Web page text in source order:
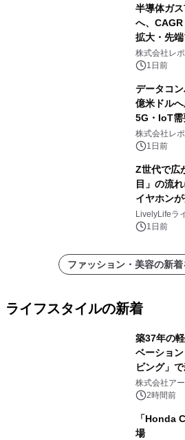
半導体ガ
へ、
拡大・先
加速
株式会社レ
1日前
データコ
億米ドル
5G・IoT需
株式会社レ
1日前
Z世代で広
目」の流
イヤホン
ー付きで
く活用可能
LivelyLifeラ
1日前
ファッション・美容の新
ライフスタイルの新着
築37年の
ベーショ
ビング」
事例を株式
株式会社ア
2時間前
「Honda
場